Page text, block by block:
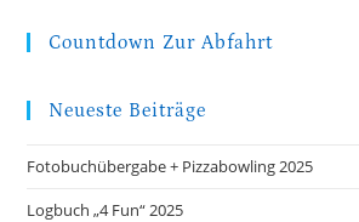
Countdown Zur Abfahrt
Neueste Beiträge
Fotobuchübergabe + Pizzabowling 2025
Logbuch „4 Fun“ 2025